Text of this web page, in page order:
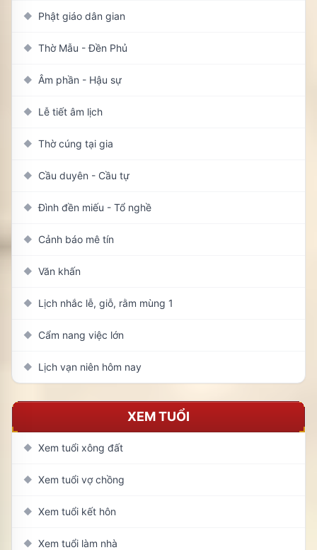
◆ Phật giáo dân gian
◆ Thờ Mẫu - Đền Phủ
◆ Âm phần - Hậu sự
◆ Lễ tiết âm lịch
◆ Thờ cúng tại gia
◆ Cầu duyên - Cầu tự
◆ Đình đền miếu - Tổ nghề
◆ Cảnh báo mê tín
◆ Văn khấn
◆ Lịch nhắc lễ, giỗ, rằm mùng 1
◆ Cẩm nang việc lớn
◆ Lịch vạn niên hôm nay
XEM TUỔI
◆ Xem tuổi xông đất
◆ Xem tuổi vợ chồng
◆ Xem tuổi kết hôn
◆ Xem tuổi làm nhà